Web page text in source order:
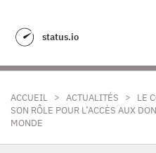
status.io
ACCUEIL > ACTUALITÉS >
LE
SON RÔLE POUR L’ACCÈS AUX
MONDE